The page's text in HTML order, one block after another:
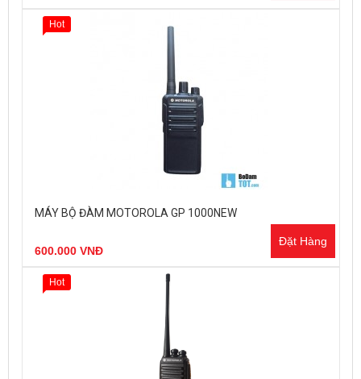
MÁY BỘ ĐÀM MOTOROLA GP 1000NEW
600.000 VNĐ
Đặt Hàng
Hot
Hot